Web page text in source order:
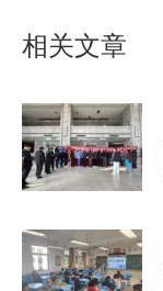
相关文章